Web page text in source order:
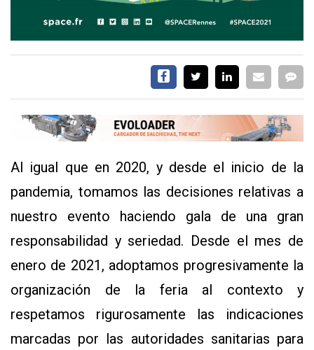
INVESTIGACIÓN
CONCURSO
PREMIO
AYUDA
TÉRMINOS
Y
Al igual que en 2020, y desde el inicio de la
pandemia, tomamos las decisiones relativas a
nuestro evento haciendo gala de una gran
responsabilidad y seriedad. Desde el mes de
enero de 2021, adoptamos progresivamente la
organización de la feria al contexto y
respetamos rigurosamente las indicaciones
marcadas por las autoridades sanitarias para